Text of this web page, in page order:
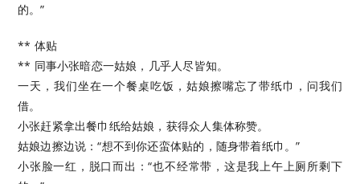
的。”
** 体贴
** 同事小张暗恋一姑娘，几乎人尽皆知。
一天，我们坐在一个餐桌吃饭，姑娘擦嘴忘了带纸巾，问我们
借。
小张赶紧拿出餐巾纸给姑娘，获得众人集体称赞。
姑娘边擦边说：“想不到你还蛮体贴的，随身带着纸巾。”
小张脸一红，脱口而出：“也不经常带，这是我上午上厕所剩下